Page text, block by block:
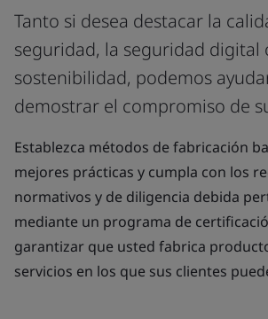
Tanto si desea destacar la
seguridad, la seguridad digital
sostenibilidad, podemos
demostrar el compromiso de
Establezca métodos de fabricación
mejores prácticas y cumpla con los
normativos y de diligencia debida
mediante un programa de
garantizar que usted fabrica
servicios en los que sus clientes